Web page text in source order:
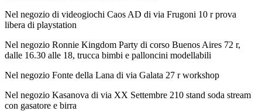
Nel negozio di videogiochi Caos AD di via Frugoni 10 r prova
libera di playstation
Nel negozio Ronnie Kingdom Party di corso Buenos Aires 72 r,
dalle 16.30 alle 18, trucca bimbi e palloncini modellabili
Nel negozio Fonte della Lana di via Galata 27 r workshop
Nel negozio Kasanova di via XX Settembre 210 stand soda stream
con gasatore e birra